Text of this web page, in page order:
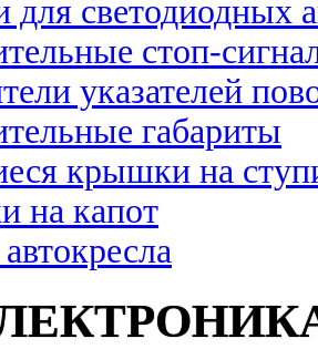
для светодиодных
стоп-
указателей
габариты
крышки на
на капот